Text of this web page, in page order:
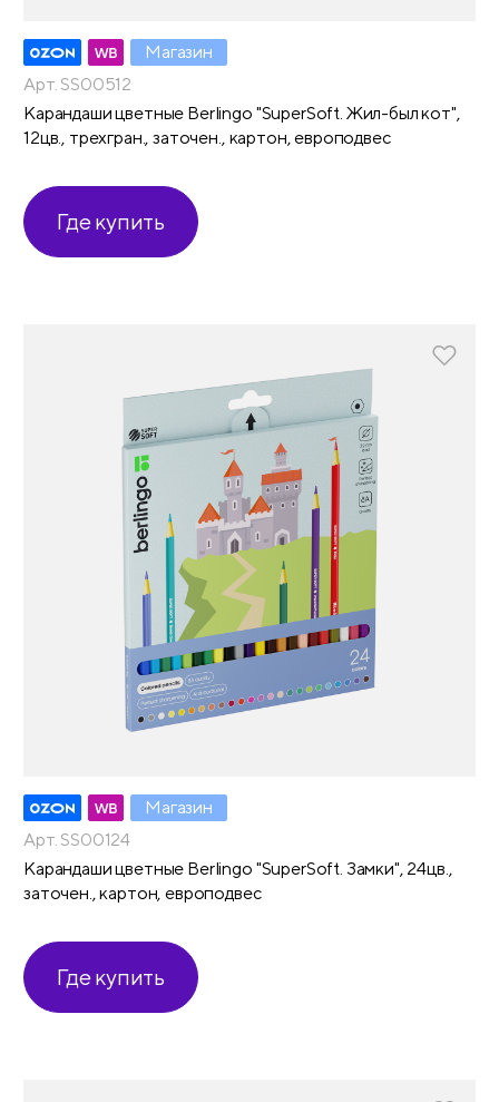
Магазин
Арт. SS00512
Карандаши цветные Berlingo "SuperSoft. Жил-был кот",
12цв., трехгран., заточен., картон, европодвес
Где купить
Магазин
Арт. SS00124
Карандаши цветные Berlingo "SuperSoft. Замки", 24цв.,
заточен., картон, европодвес
Где купить